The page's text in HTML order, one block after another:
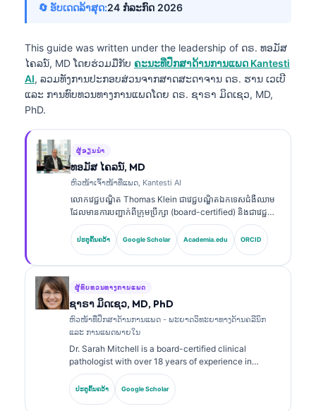
🔄 ອັບເດດລ້າສຸດ:24 ກໍລະກົດ 2026
This guide was written under the leadership of ດຣ. ທອມັສ
ໄຄລນ໌, MDໂດຍຮ່ວມມືກັບ ຄະນະທີ່ປຶກສາດ້ານການແພດ Kantesti
AI, ລວມທັງການປະກອບສ່ວນຈາກສາດສະດາຈານ ດຣ. ຮານ ເວເບີ
ແລະ ການທົບທວນທາງການແພດໂດຍ ດຣ. ຊາຣາ ມິດເຊວ, MD,
PhD.
ຜູ້ຂຽນນຳ
ທອມັສ ໄຄລນ໌, MD
ຫົວໜ້າເຈົ້າໜ້າທີ່ແພດ, Kantesti AI
លោកវេជ្ជបណ្ឌិត Thomas Klein ជាវេជ្ជបណ្ឌិតឯកទេសជំងឺឈាម
ដែលមានការបញ្ជាក់ពីក្រុមប្រឹក្សា (board-certified) និងជាវេជ្ជ
បណ្ឌិតផ្នែកជំងឺខាងក្នុង (internist) មានបទពិសោធន៍ជាង 15 ឆ្នាំ
ក្នុងវិស័យវេជ្ជសាស្ត្រមន្ទីរពិសោធន៍ និងការវិភាគផ្នែកព្យាបាល
ដែលជួយដោយ AI។ ក្នុងតួនាទីជានាយកវេជ្ជសាស្ត្រ (Chief
កម្មសិទ្ធិ (proprietary)។ លោកវេជ្ជបណ្ឌិត Klein បានបោះពុម្ព
ផ្សាយអំពីការបកស្រាយ biomarker និងការធ្វើរោគវិនិច្ឆ័យក្នុងមន្ទីរ
ពិសោធន៍។.
ປະຕູຄົ້ນຄວ້າ Google Scholar Academia.edu ORCID
ຜູ້ທົບທວນທາງການແພດ
ຊາຣາ ມິດເຊວ, MD, PhD
ຫົວໜ້າທີ່ປຶກສາດ້ານການແພດ - ພະຍາດວິທະຍາທາງດ້ານຄລີນິກ
ແລະ ການແພດພາຍໃນ
Dr. Sarah Mitchell is a board-certified clinical
pathologist with over 18 years of experience in
laboratory medicine and diagnostic analysis. She
holds specialty certifications in clinical chemistry and
has published extensively on biomarker panels and
ປະຕູຄົ້ນຄວ້າ Google Scholar